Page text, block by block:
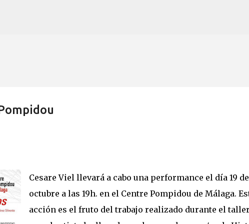
Cesare Viel llevará a cabo una performance el día 19 de
octubre a las 19h. en el Centre Pompidou de Málaga.
acción es el fruto del trabajo realizado durante el